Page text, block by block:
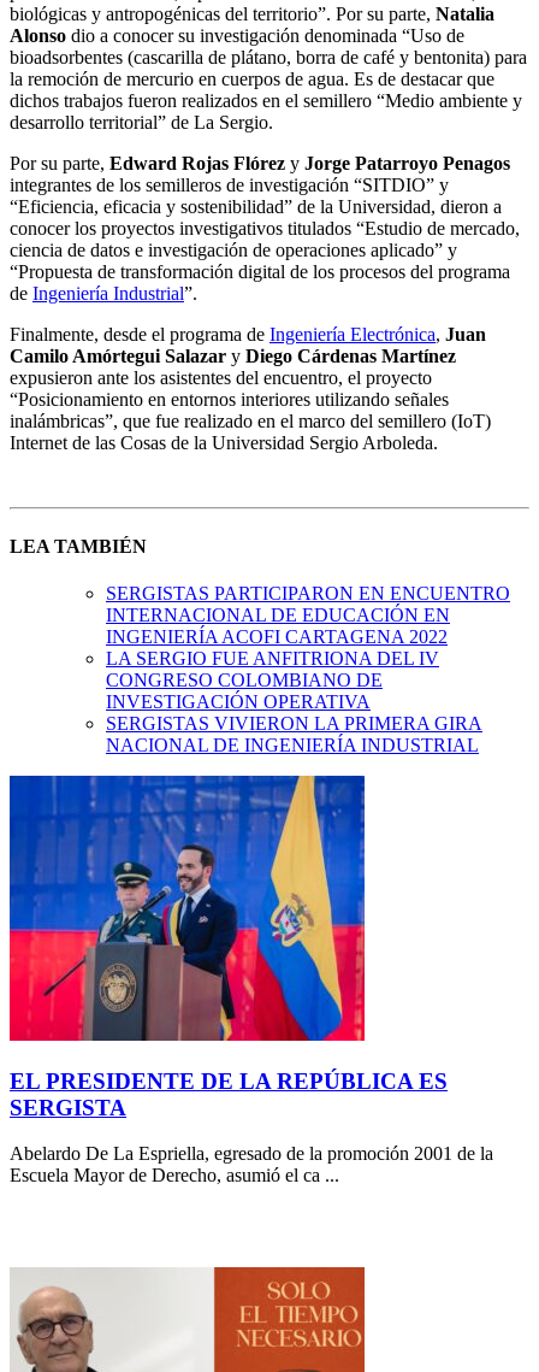
biológicas y antropogénicas del territorio”. Por su parte, Natalia
Alonso dio a conocer su investigación denominada “Uso de
bioadsorbentes (cascarilla de plátano, borra de café y bentonita) para
la remoción de mercurio en cuerpos de agua. Es de destacar que
dichos trabajos fueron realizados en el semillero “Medio ambiente y
desarrollo territorial” de La Sergio.
Por su parte, Edward Rojas Flórez y Jorge Patarroyo Penagos
integrantes de los semilleros de investigación “SITDIO” y
“Eficiencia, eficacia y sostenibilidad” de la Universidad, dieron a
conocer los proyectos investigativos titulados “Estudio de mercado,
ciencia de datos e investigación de operaciones aplicado” y
“Propuesta de transformación digital de los procesos del programa
de Ingeniería Industrial”.
Finalmente, desde el programa de Ingeniería Electrónica, Juan
Camilo Amórtegui Salazar y Diego Cárdenas Martínez
expusieron ante los asistentes del encuentro, el proyecto
“Posicionamiento en entornos interiores utilizando señales
inalámbricas”, que fue realizado en el marco del semillero (IoT)
Internet de las Cosas de la Universidad Sergio Arboleda.
LEA TAMBIÉN
SERGISTAS PARTICIPARON EN ENCUENTRO
INTERNACIONAL DE EDUCACIÓN EN
INGENIERÍA ACOFI CARTAGENA 2022
LA SERGIO FUE ANFITRIONA DEL IV
CONGRESO COLOMBIANO DE
INVESTIGACIÓN OPERATIVA
SERGISTAS VIVIERON LA PRIMERA GIRA
NACIONAL DE INGENIERÍA INDUSTRIAL
EL PRESIDENTE DE LA REPÚBLICA ES
SERGISTA
Abelardo De La Espriella, egresado de la promoción 2001 de la
Escuela Mayor de Derecho, asumió el ca ...